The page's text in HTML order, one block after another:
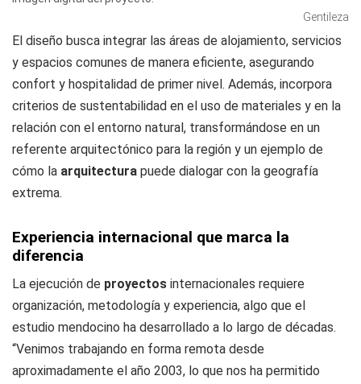
Gentileza
El diseño busca integrar las áreas de alojamiento, servicios
y espacios comunes de manera eficiente, asegurando
confort y hospitalidad de primer nivel. Además, incorpora
criterios de sustentabilidad en el uso de materiales y en la
relación con el entorno natural, transformándose en un
referente arquitectónico para la región y un ejemplo de
cómo la arquitectura puede dialogar con la geografía
extrema.
Experiencia internacional que marca la
diferencia
La ejecución de proyectos internacionales requiere
organización, metodología y experiencia, algo que el
estudio mendocino ha desarrollado a lo largo de décadas.
“Venimos trabajando en forma remota desde
aproximadamente el año 2003, lo que nos ha permitido